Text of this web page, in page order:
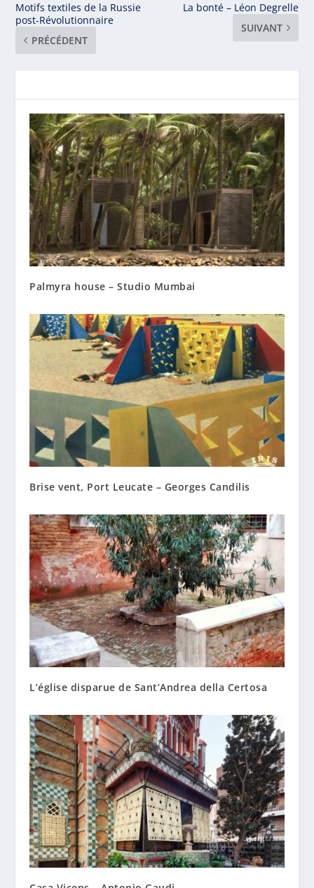
Motifs textiles de la Russie
post-Révolutionnaire
PRÉCÉDENT
La bonté – Léon Degrelle
SUIVANT
Palmyra house – Studio Mumbai
Brise vent, Port Leucate – Georges Candilis
L’église disparue de Sant’Andrea della Certosa